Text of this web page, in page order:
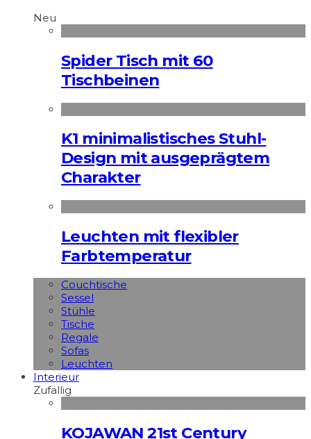
Neu
Spider Tisch mit 60
Tischbeinen
K1 minimalistisches Stuhl-
Design mit ausgeprägtem
Charakter
Leuchten mit flexibler
Farbtemperatur
Couchtische
Sessel
Stühle
Tische
Regale
Sofas
Leuchten
Interieur
Zufällig
KOJAWAN 21st Century